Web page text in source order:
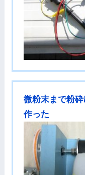
微粉末まで粉
作った